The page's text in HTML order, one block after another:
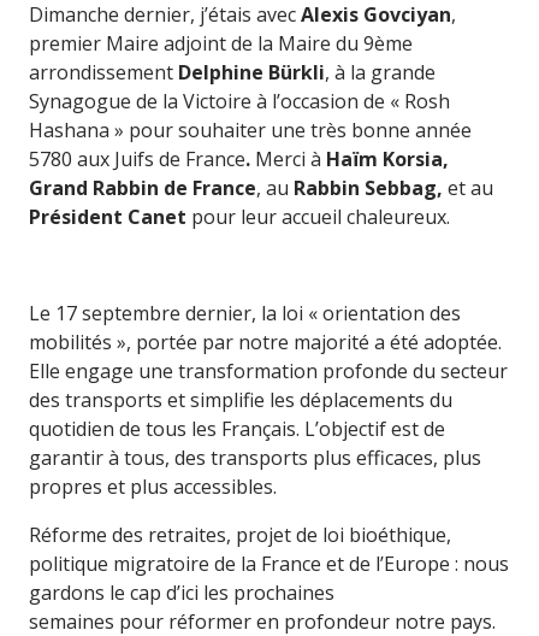
Dimanche dernier, j’étais avecAlexis Govciyan,
premier Maire adjoint de la Maire du 9ème
arrondissement Delphine Bürkli, à la grande
Synagogue de la Victoire à l’occasion de « Rosh
Hashana » pour souhaiter une très bonne année
5780 aux Juifs de France. Merci à Haïm Korsia,
Grand Rabbin de France, au Rabbin Sebbag, et au
Président Canet pour leur accueil chaleureux.
Le 17 septembre dernier, la loi « orientation des
mobilités », portée par notre majorité a été adoptée.
Elle engage une transformation profonde du secteur
des transports et simplifie les déplacements du
quotidien de tous les Français. L’objectif est de
garantir à tous, des transports plus efficaces, plus
propres et plus accessibles.
Réforme des retraites, projet de loi bioéthique,
politique migratoire de la France et de l’Europe : nous
gardons le cap d’ici les prochaines
semaines pour réformer en profondeur notre pays.